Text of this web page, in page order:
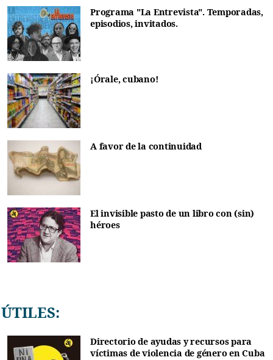
Programa "La Entrevista". Temporadas,
episodios, invitados.
¡Órale, cubano!
A favor de la continuidad
El invisible pasto de un libro con (sin)
héroes
ÚTILES:
Directorio de ayudas y recursos para
víctimas de violencia de género en Cuba